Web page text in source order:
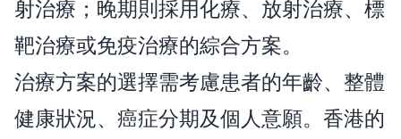
射治療；晚期則採用化療、放射治療、標
靶治療或免疫治療的綜合方案。
治療方案的選擇需考慮患者的年齡、整體
健康狀況、癌症分期及個人意願。香港的